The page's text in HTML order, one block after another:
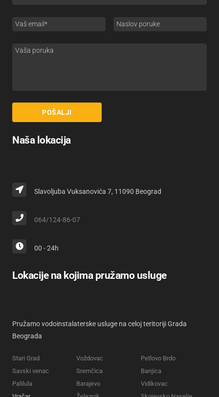
Naša lokacija
Slavoljuba Vuksanovića 7, 11090 Beograd
064/124-86-07
00 - 24h
Lokacije na kojima pružamo usluge
Pružamo vodoinstalaterske usluge na celoj teritoriji Grada
Beograda
Stari Grad
Savski venac
Palilula
Voždovac
Sremčica
Barajevo
Petlovo Brdo
Banjica
Vidikovac